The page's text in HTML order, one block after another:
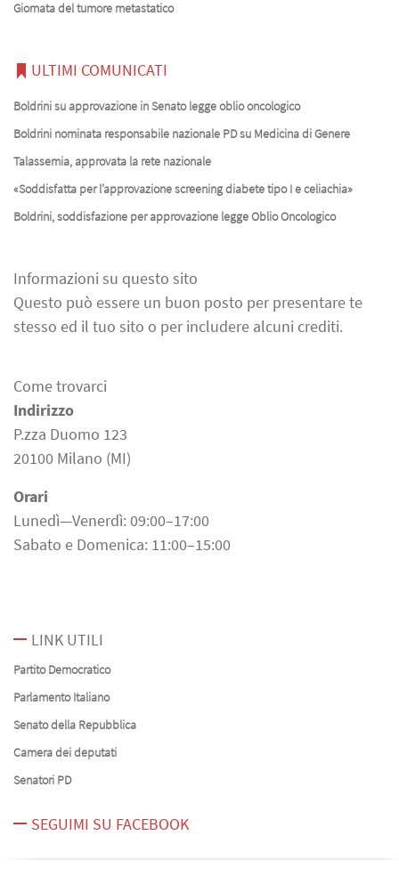
Giornata del tumore metastatico
ULTIMI COMUNICATI
Boldrini su approvazione in Senato legge oblio oncologico
Boldrini nominata responsabile nazionale PD su Medicina di Genere
Talassemia, approvata la rete nazionale
«Soddisfatta per l’approvazione screening diabete tipo I e celiachia»
Boldrini, soddisfazione per approvazione legge Oblio Oncologico
Informazioni su questo sito
Questo può essere un buon posto per presentare te
stesso ed il tuo sito o per includere alcuni crediti.
Come trovarci
Indirizzo
P.zza Duomo 123
20100 Milano (MI)
Orari
Lunedì—Venerdì: 09:00–17:00
Sabato e Domenica: 11:00–15:00
LINK UTILI
Partito Democratico
Parlamento Italiano
Senato della Repubblica
Camera dei deputati
Senatori PD
SEGUIMI SU FACEBOOK